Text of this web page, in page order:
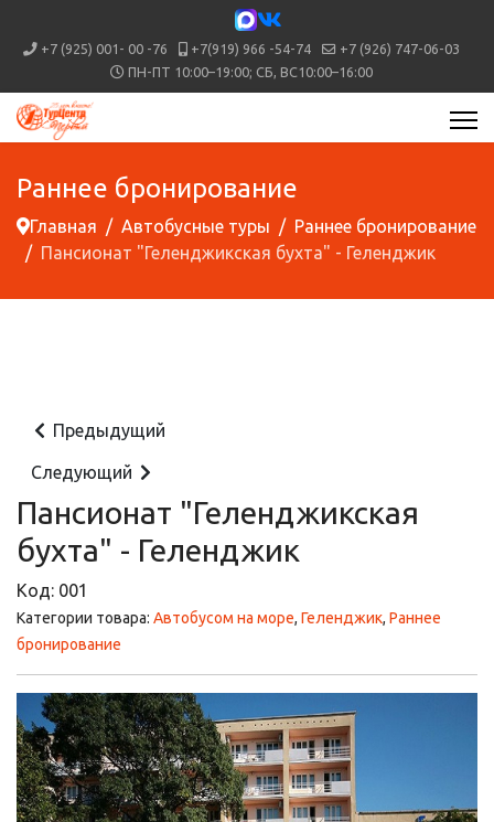
+7 (925) 001- 00 -76 +7(919) 966 -54-74
+7 (926) 747-06-03
ПН-ПТ 10:00–19:00; СБ, ВС10:00–16:00
Раннее бронирование
Главная Автобусные туры
Раннее бронирование
Пансионат "Геленджикская бухта" - Геленджик
Предыдущий
Следующий
Пансионат "Геленджикская
бухта" - Геленджик
Код: 001
Категории товара: Автобусом на море, Геленджик, Раннее
бронирование